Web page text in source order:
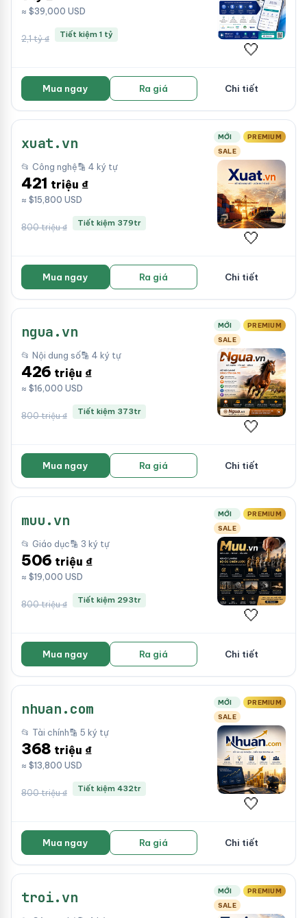
≈ $39,000 USD
2,1 tỷ ₫ Tiết kiệm 1 tỷ
🤍
Mua ngay Ra giá Chi tiết
xuat.vn MỚI
PREMIUM
SALE
📂 Công nghệ🔡 4 ký tự
421 triệu ₫
≈ $15,800 USD
800 triệu ₫ Tiết kiệm 379tr
🤍
Mua ngay Ra giá Chi tiết
ngua.vn MỚI
PREMIUM
SALE
📂 Nội dung số🔡 4 ký tự
426 triệu ₫
≈ $16,000 USD
800 triệu ₫ Tiết kiệm 373tr
🤍
Mua ngay Ra giá Chi tiết
muu.vn MỚI
PREMIUM
SALE
📂 Giáo dục🔡 3 ký tự
506 triệu ₫
≈ $19,000 USD
800 triệu ₫ Tiết kiệm 293tr
🤍
Mua ngay Ra giá Chi tiết
nhuan.com MỚI
PREMIUM
SALE
📂 Tài chính🔡 5 ký tự
368 triệu ₫
≈ $13,800 USD
800 triệu ₫ Tiết kiệm 432tr
🤍
Mua ngay Ra giá Chi tiết
troi.vn MỚI
PREMIUM
SALE